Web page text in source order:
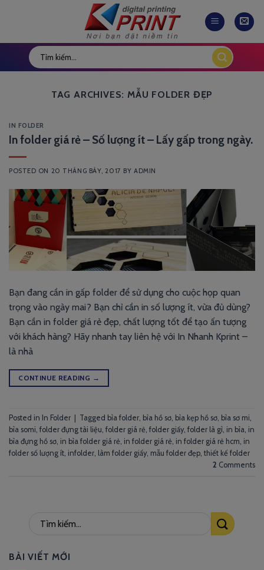
TAG ARCHIVES: MẪU FOLDER ĐẸP
IN FOLDER
In folder giá rẻ – Số lượng ít – Lấy gấp trong ngày.
POSTED ON 20 THÁNG BẢY, 2017 BY ADMIN
Bạn đang cần in gấp folder để sử dụng cho cuộc họp quan
trọng vào ngày mai? Bạn chỉ cần in số lượng ít, vừa đủ dùng?
Bạn cần in folder giá rẻ đẹp, chất lượng tốt để tạo ấn tượng
với khách hàng? Hãy nhanh tay liên hệ với In Nhanh Kprint –
là nhà
CONTINUE READING →
Posted in In Folder Tagged bìa folder, bìa hồ sơ, bìa kẹp hồ sơ, bìa sơ mi,
bìa somi, folder đựng tài liệu, folder giá rẻ, folder giấy, folder là gì, in bìa, in
bìa đựng hồ sơ, in bìa folder giá rẻ, in folder giá rẻ, in folder giá rẻ hcm, in
folder số lượng ít, infolder, làm folder giấy, mẫu folder đẹp, thiết kế folder
2 Comments
BÀI VIẾT MỚI